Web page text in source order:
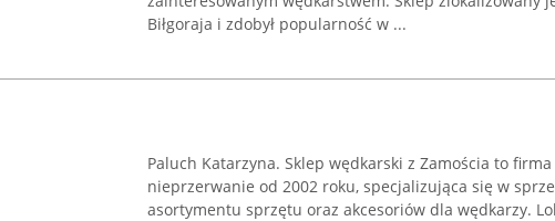
Biłgoraja i zdobył popularność w ...
Paluch Katarzyna. Sklep wędkarski z Zamościa to firma
nieprzerwanie od 2002 roku, specjalizująca się w
asortymentu sprzętu oraz akcesoriów dla wędkarzy.